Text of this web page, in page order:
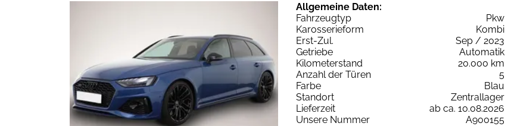
Allgemeine Daten:
Fahrzeugtyp
Pkw
Karosserieform
Kombi
Erst-Zul.
Sep / 2023
Getriebe
Automatik
Kilometerstand
20.000 km
Anzahl der Türen
5
Farbe
Blau
Standort
Zentrallager
Lieferzeit
ab ca. 10.08.2026
Unsere Nummer
A900155